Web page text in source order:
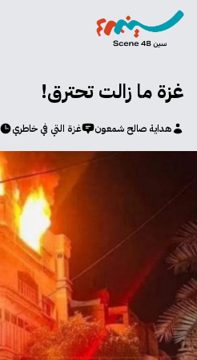
غزة ما زالت تحترق!
هداية صالح شمعون غزة التي في خاطري